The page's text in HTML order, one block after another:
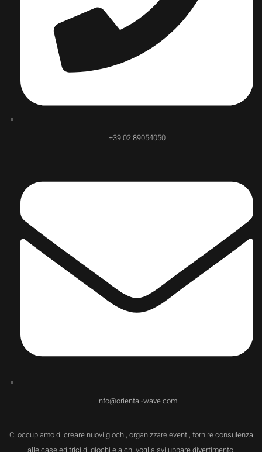
+39 02 89054050
info@oriental-wave.com
Ci occupiamo di creare nuovi giochi, organizzare eventi, fornire consulenza